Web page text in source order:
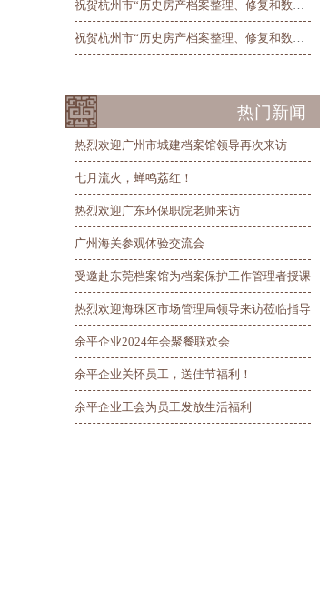
祝贺杭州市“历史房产档案整理、修复和数字化”项目总验收圆满完工
祝贺杭州市“历史房产档案整理、修复和数字化”项目第三阶段线上验收圆满完成
热门新闻
热烈欢迎广州市城建档案馆领导再次来访
七月流火，蝉鸣荔红！
热烈欢迎广东环保职院老师来访
广州海关参观体验交流会
受邀赴东莞档案馆为档案保护工作管理者授课
热烈欢迎海珠区市场管理局领导来访莅临指导
余平企业2024年会聚餐联欢会
余平企业关怀员工，送佳节福利！
余平企业工会为员工发放生活福利